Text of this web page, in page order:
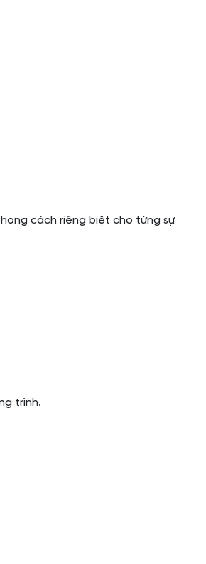
cách riêng biệt cho từng sự
trình.